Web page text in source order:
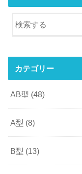
カテゴリー
AB型 (48)
A型 (8)
B型 (13)